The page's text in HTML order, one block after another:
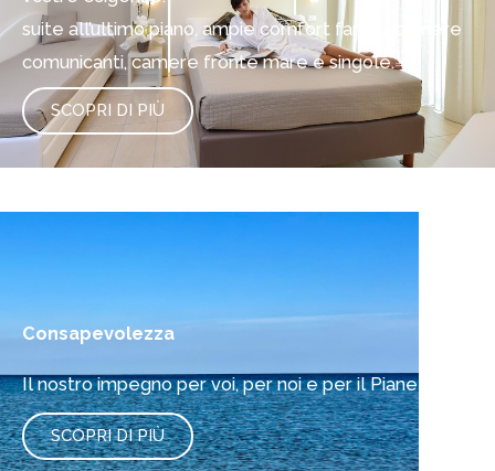
suite all’ultimo piano, ampie comfort family, camere
comunicanti, camere fronte mare e singole.
SCOPRI DI PIÙ
Consapevolezza
Il nostro impegno per voi, per noi e per il Pianeta.
SCOPRI DI PIÙ